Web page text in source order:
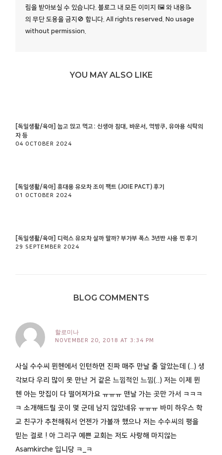
림을 받아보실 수 있습니다. 블로그 내 모든 이미지 🖼️ 와 내용📝
의 무단 도용을 금지🚫 합니다. All rights reserved. No usage
without permission.
YOU MAY ALSO LIKE
[독일생활/육아] 눕고 앉고 먹고: 신생아 침대, 바운서, 역방쿠, 유아용 식탁의
자 등
04 OCTOBER 2024
[독일생활/육아] 휴대용 유모차 조이 팩트 (JOIE PACT) 후기
01 OCTOBER 2024
[독일생활/육아] 디럭스 유모차 살까 말까? 부가부 폭스 3년반 사용 찐 후기
29 SEPTEMBER 2024
BLOG COMMENTS
할로미나
NOVEMBER 20, 2018 AT 3:34 PM
사실 수수씨 뮌헨에서 인턴하면 진짜 매주 만날 줄 알았는데 (..) 생
각보다 우리 많이 못 만난 거 같은 느낌적인 느낌(..) 저는 이제 뮌
헨 아는 맛집이 다 떨어져가요 ㅠㅠㅠ 맨날 가는 곳만 가서 ㅋㅋㅋ
ㅋ 소개해드릴 곳이 몇 군데 남지 않았네유 ㅠㅠㅠ 바미 하우스 학
교 친구가 추천해줘서 언젠가 가볼까 했으나 저는 수수씨의 평을
믿는 걸로 ! 아 그리구 예쁜 교회는 저도 사랑해 마지않는
Asamkirche 입니당 ㅋ_ㅋ